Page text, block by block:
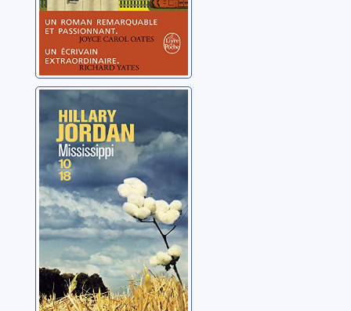
Mississippi
Jordan, Hillary